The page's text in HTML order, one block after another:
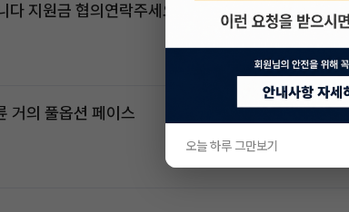
지원금 협의연락주세요
의 풀옵션 페이스
오늘 하루 그만보기